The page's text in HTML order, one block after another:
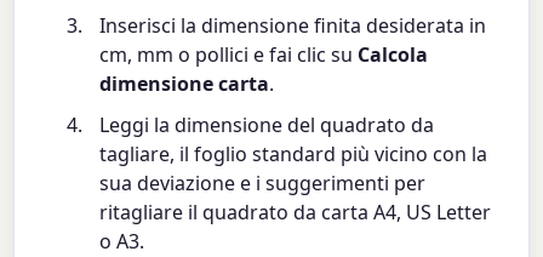
Inserisci la dimensione finita desiderata in
cm, mm o pollici e fai clic su Calcola
dimensione carta.
Leggi la dimensione del quadrato da
tagliare, il foglio standard più vicino con la
sua deviazione e i suggerimenti per
ritagliare il quadrato da carta A4, US Letter
o A3.